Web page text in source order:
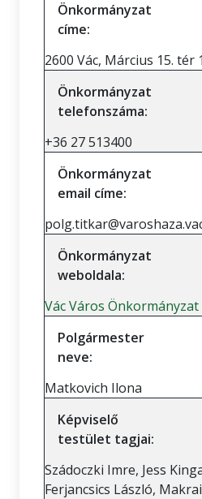
Önkormányzat
címe:
2600 Vác, Március 15. tér
Önkormányzat
telefonszáma:
+36 27 513400
Önkormányzat
email címe:
Önkormányzat
weboldala:
Vác Város Önkormányzat
Polgármester
neve:
Matkovich Ilona
Képviselő
testület tagjai:
Szádoczki Imre, Jess
Ferjancsics László,